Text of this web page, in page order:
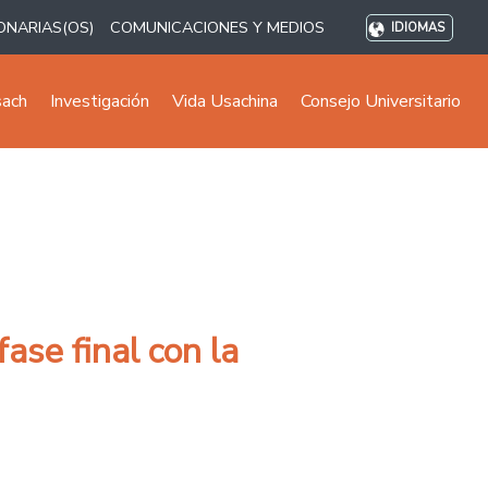
COMUNICACIONES Y MEDIOS IDIOMAS
Investigación Vida Usachina Consejo Universitario
final con la